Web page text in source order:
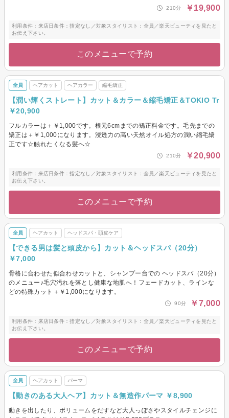
210分 ￥19,900
利用条件：来店日条件：指定なし／対象スタイリスト：全員／楽天ビューティを見たと
お伝え下さい。
このメニューで予約
全員 ヘアカット ヘアカラー 縮毛矯正
【潤い輝くストレート】カット＆カラー＆縮毛矯正＆TOKIO Tr
￥20,900
フルカラーは＋￥1,000です。根元6cmまでの矯正料金です。毛先までの
矯正は＋￥1,000になります。浸透力の高い天然オイル処方の潤い縮毛矯
正です☆触れたくなる髪へ☆
210分 ￥20,900
利用条件：来店日条件：指定なし／対象スタイリスト：全員／楽天ビューティを見たと
お伝え下さい。
このメニューで予約
全員 ヘアカット ヘッドスパ・頭皮ケア
【できる男は髪と頭皮から】カット＆ヘッドスパ（20分）
￥7,000
骨格に合わせた似合わせカットと、シャンプー台での ヘッドスパ（20分）
のメニュー♪毛穴汚れを落とし健康な地肌へ！フェードカット、ラインな
どの特殊カット＋￥1,000になります。
90分 ￥7,000
利用条件：来店日条件：指定なし／対象スタイリスト：全員／楽天ビューティを見たと
お伝え下さい。
このメニューで予約
全員 ヘアカット パーマ
【動きのある大人ヘア】カット＆無造作パーマ ￥8,900
動きを出したり、ボリュームをだすなど大人っぽさやスタイルチェンジに